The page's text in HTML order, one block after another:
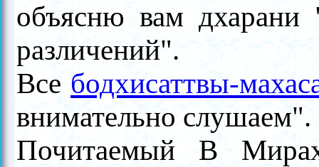
объясню вам дхарани
различений".
Все бодхисаттвы-
внимательно слушаем".
Почитаемый В